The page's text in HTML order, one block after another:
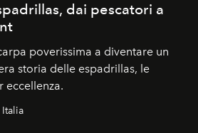
dai pescatori a
poverissima a diventare un
storia delle espadrillas, le
eccellenza.